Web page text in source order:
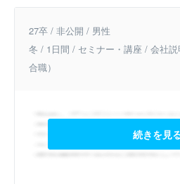
27卒 / 非公開 / 男性
冬 / 1日間 / セミナー・講座 / 会社
合職）
続きを見